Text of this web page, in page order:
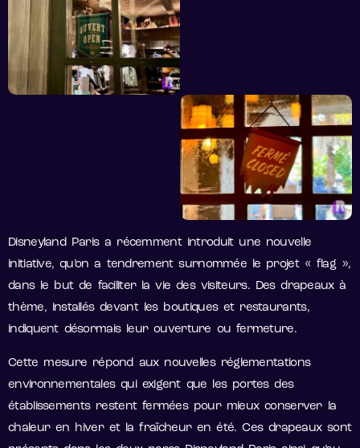
Disneyland Paris a récemment introduit une nouvelle
initiative, qu’on a tendrement surnommée le projet « flag »,
dans le but de faciliter la vie des visiteurs. Des drapeaux à
thème, installés devant les boutiques et restaurants,
indiquent désormais leur ouverture ou fermeture.
Cette mesure répond aux nouvelles réglementations
environnementales qui exigent que les portes des
établissements restent fermées pour mieux conserver la
chaleur en hiver et la fraîcheur en été. Ces drapeaux sont